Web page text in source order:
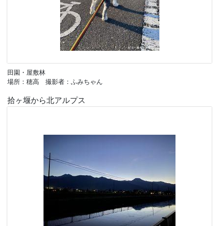
田園・屋敷林
場所：穂高 撮影者：ふみちゃん
拾ヶ堰から北アルプス